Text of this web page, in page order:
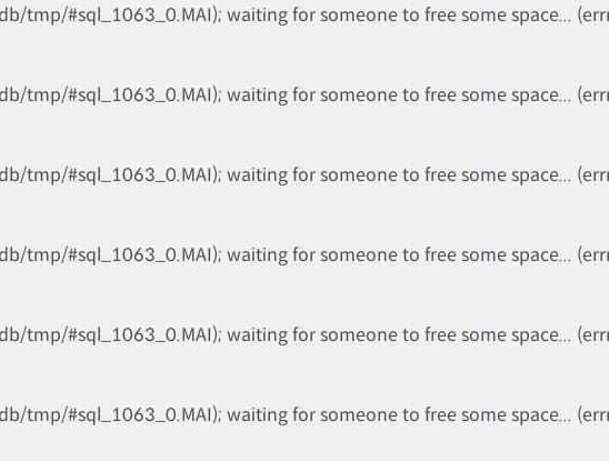
tmp/#sql_1063_0.MAI); waiting for someone to free some space...
tmp/#sql_1063_0.MAI); waiting for someone to free some space...
tmp/#sql_1063_0.MAI); waiting for someone to free some space...
tmp/#sql_1063_0.MAI); waiting for someone to free some space...
tmp/#sql_1063_0.MAI); waiting for someone to free some space...
tmp/#sql_1063_0.MAI); waiting for someone to free some space...